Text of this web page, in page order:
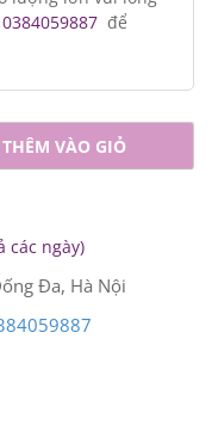
0384059887 để
THÊM VÀO GIỎ
các ngày)
Đa, Hà Nội